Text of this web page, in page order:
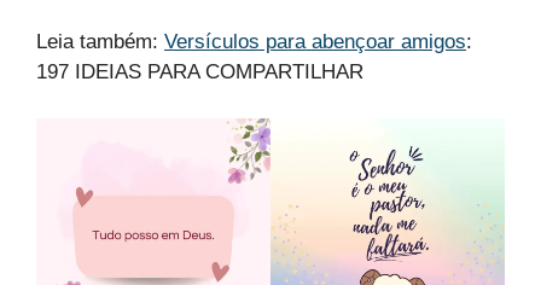
Leia também: Versículos para abençoar amigos:
197 IDEIAS PARA COMPARTILHAR